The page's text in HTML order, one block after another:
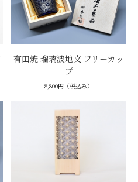
有田焼 瑠璃波地文 フリーカッ
プ
8,800円（税込み）